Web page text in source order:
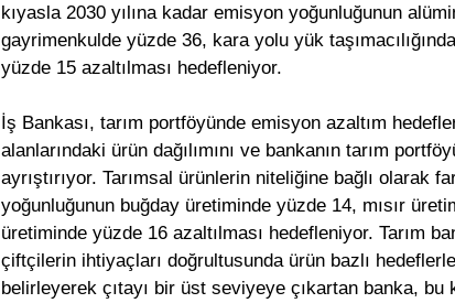
kıyasla 2030 yılına kadar emisyon yoğunluğunun
gayrimenkulde yüzde 36, kara yolu yük
yüzde 15 azaltılması hedefleniyor.
İş Bankası, tarım portföyünde emisyon azaltım
alanlarındaki ürün dağılımını ve bankanın tarım
ayrıştırıyor. Tarımsal ürünlerin niteliğine bağlı olarak
yoğunluğunun buğday üretiminde yüzde 14, mısır
üretiminde yüzde 16 azaltılması hedefleniyor. Tarım
çiftçilerin ihtiyaçları doğrultusunda ürün bazlı
belirleyerek çıtayı bir üst seviyeye çıkartan banka, bu